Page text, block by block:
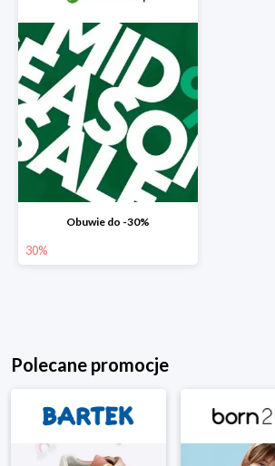
Obuwie do -30%
30%
Polecane promocje